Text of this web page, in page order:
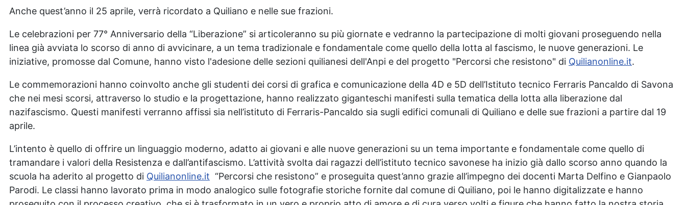
Anche quest’anno il 25 aprile, verrà ricordato a Quiliano e nelle sue frazioni.
Le celebrazioni per 77° Anniversario della “Liberazione” si articoleranno su più giornate e vedranno la partecipazione di molti giovani proseguendo nella
linea già avviata lo scorso di anno di avvicinare, a un tema tradizionale e fondamentale come quello della lotta al fascismo, le nuove generazioni. Le
iniziative, promosse dal Comune, hanno visto l'adesione delle sezioni quilianesi dell'Anpi e del progetto "Percorsi che resistono" di Quilianonline.it.
Le commemorazioni hanno coinvolto anche gli studenti dei corsi di grafica e comunicazione della 4D e 5D dell’Istituto tecnico Ferraris Pancaldo di Savona
che nei mesi scorsi, attraverso lo studio e la progettazione, hanno realizzato giganteschi manifesti sulla tematica della lotta alla liberazione dal
nazifascismo. Questi manifesti verranno affissi sia nell’istituto di Ferraris-Pancaldo sia sugli edifici comunali di Quiliano e delle sue frazioni a partire dal 19
aprile.
L’intento è quello di offrire un linguaggio moderno, adatto ai giovani e alle nuove generazioni su un tema importante e fondamentale come quello di
tramandare i valori della Resistenza e dall’antifascismo. L’attività svolta dai ragazzi dell’istituto tecnico savonese ha inizio già dallo scorso anno quando la
scuola ha aderito al progetto di Quilianonline.it “Percorsi che resistono” e proseguita quest’anno grazie all’impegno dei docenti Marta Delfino e Gianpaolo
Parodi. Le classi hanno lavorato prima in modo analogico sulle fotografie storiche fornite dal comune di Quiliano, poi le hanno digitalizzate e hanno